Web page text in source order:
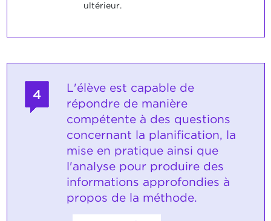
ultérieur.
4
L'élève est capable de
répondre de manière
compétente à des questions
concernant la planification, la
mise en pratique ainsi que
l'analyse pour produire des
informations approfondies à
propos de la méthode.